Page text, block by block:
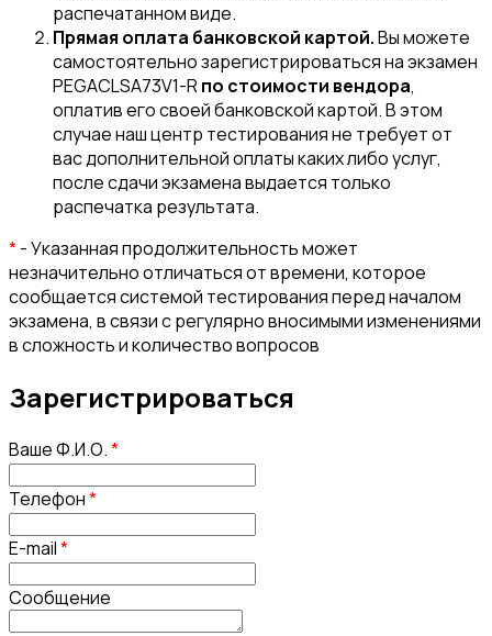
распечатанном виде.
Прямая оплата банковской картой.Вы можете
самостоятельно зарегистрироваться на экзамен
PEGACLSA73V1-Rпо стоимости вендора,
оплатив его своей банковской картой. В этом
случае наш центр тестирования не требует от
вас дополнительной оплаты каких либо услуг,
после сдачи экзамена выдается только
распечатка результата.
*- Указанная продолжительность может
незначительно отличаться от времени, которое
сообщается системой тестирования перед началом
экзамена, в связи с регулярно вносимыми изменениями
в сложность и количество вопросов
Зарегистрироваться
Ваше Ф.И.О.*
Телефон*
E-mail*
Сообщение